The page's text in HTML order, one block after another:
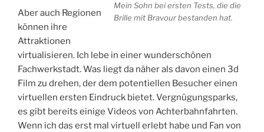
Mein Sohn bei ersten Tests, die die
Brille mit Bravour bestanden hat.
Aber auch Regionen
können ihre
Attraktionen
virtualisieren. Ich lebe in einer wunderschönen
Fachwerkstadt. Was liegt da näher als davon einen 3d
Film zu drehen, der dem potentiellen Besucher einen
virtuellen ersten Eindruck bietet. Vergnügungsparks,
es gibt bereits einige Videos von Achterbahnfahrten.
Wenn ich das erst mal virtuell erlebt habe und Fan von